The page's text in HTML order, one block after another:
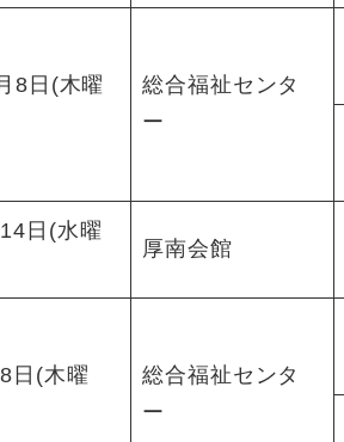
8日(木曜
総合福祉センタ
ー
日(水曜
厚南会館
日(木曜
総合福祉センタ
ー